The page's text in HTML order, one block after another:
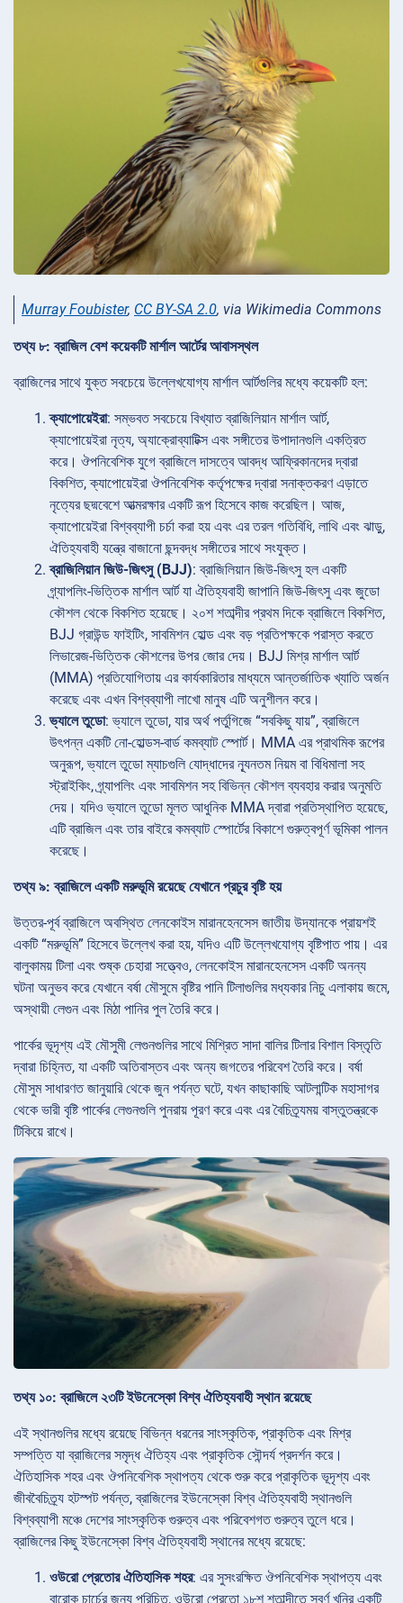
Murray Foubister, CC BY-SA 2.0, via Wikimedia Commons
তথ্য ৮: ব্রাজিল বেশ কয়েকটি মার্শাল আর্টের আবাসস্থল
ব্রাজিলের সাথে যুক্ত সবচেয়ে উল্লেখযোগ্য মার্শাল আর্টগুলির মধ্যে কয়েকটি হল:
ক্যাপোয়েইরা: সম্ভবত সবচেয়ে বিখ্যাত ব্রাজিলিয়ান মার্শাল আর্ট,
ক্যাপোয়েইরা নৃত্য, অ্যাক্রোব্যাটিক্স এবং সঙ্গীতের উপাদানগুলি একত্রিত
করে। ঔপনিবেশিক যুগে ব্রাজিলে দাসত্বে আবদ্ধ আফ্রিকানদের দ্বারা
বিকশিত, ক্যাপোয়েইরা ঔপনিবেশিক কর্তৃপক্ষের দ্বারা সনাক্তকরণ এড়াতে
নৃত্যের ছদ্মবেশে আত্মরক্ষার একটি রূপ হিসেবে কাজ করেছিল। আজ,
ক্যাপোয়েইরা বিশ্বব্যাপী চর্চা করা হয় এবং এর তরল গতিবিধি, লাথি এবং ঝাড়ু,
ঐতিহ্যবাহী যন্ত্রে বাজানো ছন্দবদ্ধ সঙ্গীতের সাথে সংযুক্ত।
ব্রাজিলিয়ান জিউ-জিৎসু (BJJ): ব্রাজিলিয়ান জিউ-জিৎসু হল একটি
গ্র্যাপলিং-ভিত্তিক মার্শাল আর্ট যা ঐতিহ্যবাহী জাপানি জিউ-জিৎসু এবং জুডো
কৌশল থেকে বিকশিত হয়েছে। ২০শ শতাব্দীর প্রথম দিকে ব্রাজিলে বিকশিত,
BJJ গ্রাউন্ড ফাইটিং, সাবমিশন হোল্ড এবং বড় প্রতিপক্ষকে পরাস্ত করতে
লিভারেজ-ভিত্তিক কৌশলের উপর জোর দেয়। BJJ মিশ্র মার্শাল আর্ট
(MMA) প্রতিযোগিতায় এর কার্যকারিতার মাধ্যমে আন্তর্জাতিক খ্যাতি অর্জন
করেছে এবং এখন বিশ্বব্যাপী লাখো মানুষ এটি অনুশীলন করে।
ভ্যালে তুডো: ভ্যালে তুডো, যার অর্থ পর্তুগিজে “সবকিছু যায়”, ব্রাজিলে
উৎপন্ন একটি নো-হোল্ডস-বার্ড কমব্যাট স্পোর্ট। MMA এর প্রাথমিক রূপের
অনুরূপ, ভ্যালে তুডো ম্যাচগুলি যোদ্ধাদের ন্যূনতম নিয়ম বা বিধিমালা সহ
স্ট্রাইকিং, গ্র্যাপলিং এবং সাবমিশন সহ বিভিন্ন কৌশল ব্যবহার করার অনুমতি
দেয়। যদিও ভ্যালে তুডো মূলত আধুনিক MMA দ্বারা প্রতিস্থাপিত হয়েছে,
এটি ব্রাজিল এবং তার বাইরে কমব্যাট স্পোর্টের বিকাশে গুরুত্বপূর্ণ ভূমিকা পালন
করেছে।
তথ্য ৯: ব্রাজিলে একটি মরুভূমি রয়েছে যেখানে প্রচুর বৃষ্টি হয়
উত্তর-পূর্ব ব্রাজিলে অবস্থিত লেনকোইস মারানহেনসেস জাতীয় উদ্যানকে প্রায়শই
একটি “মরুভূমি” হিসেবে উল্লেখ করা হয়, যদিও এটি উল্লেখযোগ্য বৃষ্টিপাত পায়। এর
বালুকাময় টিলা এবং শুষ্ক চেহারা সত্ত্বেও, লেনকোইস মারানহেনসেস একটি অনন্য
ঘটনা অনুভব করে যেখানে বর্ষা মৌসুমে বৃষ্টির পানি টিলাগুলির মধ্যকার নিচু এলাকায় জমে,
অস্থায়ী লেগুন এবং মিঠা পানির পুল তৈরি করে।
পার্কের ভূদৃশ্য এই মৌসুমী লেগুনগুলির সাথে মিশ্রিত সাদা বালির টিলার বিশাল বিস্তৃতি
দ্বারা চিহ্নিত, যা একটি অতিবাস্তব এবং অন্য জগতের পরিবেশ তৈরি করে। বর্ষা
মৌসুম সাধারণত জানুয়ারি থেকে জুন পর্যন্ত ঘটে, যখন কাছাকাছি আটলান্টিক মহাসাগর
থেকে ভারী বৃষ্টি পার্কের লেগুনগুলি পুনরায় পূরণ করে এবং এর বৈচিত্র্যময় বাস্তুতন্ত্রকে
টিকিয়ে রাখে।
তথ্য ১০: ব্রাজিলে ২৩টি ইউনেস্কো বিশ্ব ঐতিহ্যবাহী স্থান রয়েছে
এই স্থানগুলির মধ্যে রয়েছে বিভিন্ন ধরনের সাংস্কৃতিক, প্রাকৃতিক এবং মিশ্র
সম্পত্তি যা ব্রাজিলের সমৃদ্ধ ঐতিহ্য এবং প্রাকৃতিক সৌন্দর্য প্রদর্শন করে।
ঐতিহাসিক শহর এবং ঔপনিবেশিক স্থাপত্য থেকে শুরু করে প্রাকৃতিক ভূদৃশ্য এবং
জীববৈচিত্র্য হটস্পট পর্যন্ত, ব্রাজিলের ইউনেস্কো বিশ্ব ঐতিহ্যবাহী স্থানগুলি
বিশ্বব্যাপী মঞ্চে দেশের সাংস্কৃতিক গুরুত্ব এবং পরিবেশগত গুরুত্ব তুলে ধরে।
ব্রাজিলের কিছু ইউনেস্কো বিশ্ব ঐতিহ্যবাহী স্থানের মধ্যে রয়েছে:
ওউরো প্রেতোর ঐতিহাসিক শহর: এর সুসংরক্ষিত ঔপনিবেশিক স্থাপত্য এবং
বারোক চার্চের জন্য পরিচিত, ওউরো প্রেতো ১৮শ শতাব্দীতে স্বর্ণ খনির একটি